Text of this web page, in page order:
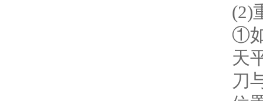
(2)
①
天
刀